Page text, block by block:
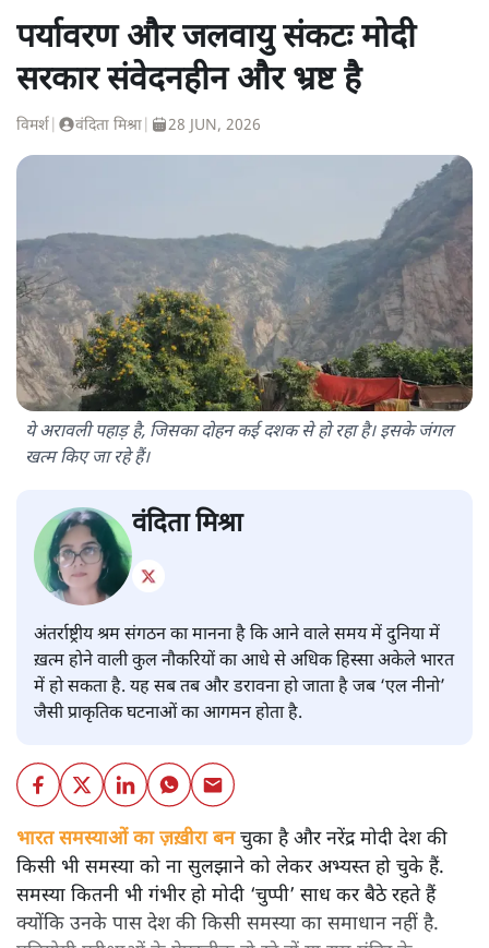
पर्यावरण और जलवायु संकटः मोदी
सरकार संवेदनहीन और भ्रष्ट है
विमर्श वंदिता मिश्रा 28 JUN, 2026
ये अरावली पहाड़ है, जिसका दोहन कई दशक से हो रहा है। इसके जंगल
खत्म किए जा रहे हैं।
वंदिता मिश्रा
अंतर्राष्ट्रीय श्रम संगठन का मानना है कि आने वाले समय में दुनिया में
ख़त्म होने वाली कुल नौकरियों का आधे से अधिक हिस्सा अकेले भारत
में हो सकता है. यह सब तब और डरावना हो जाता है जब ‘एल नीनो’
जैसी प्राकृतिक घटनाओं का आगमन होता है.
भारत समस्याओं का ज़ख़ीरा बनचुका है और नरेंद्र मोदी देश की
किसी भी समस्या को ना सुलझाने को लेकर अभ्यस्त हो चुके हैं.
समस्या कितनी भी गंभीर हो मोदी ‘चुप्पी’ साध कर बैठे रहते हैं
क्योंकि उनके पास देश की किसी समस्या का समाधान नहीं है.